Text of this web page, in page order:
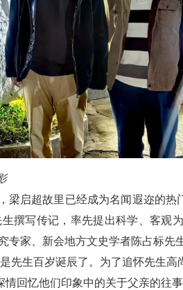
梁启超故里已经成为名闻遐迩的热
撰写传记，率先提出科学、客观
专家、新会地方文史学者陈占标先生
先生百岁诞辰了。为了追怀先生高
回忆他们印象中的关于父亲的往事